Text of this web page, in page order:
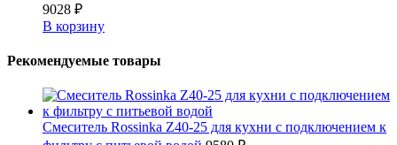
9028 ₽
В корзину
Рекомендуемые товары
Смеситель Rossinka Z40-25 для кухни с подключением к